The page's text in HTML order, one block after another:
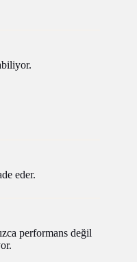
eder.
performans değil